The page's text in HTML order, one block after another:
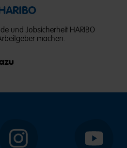
und Jobsicherheit HARIBO
machen.
Instagram YouTube